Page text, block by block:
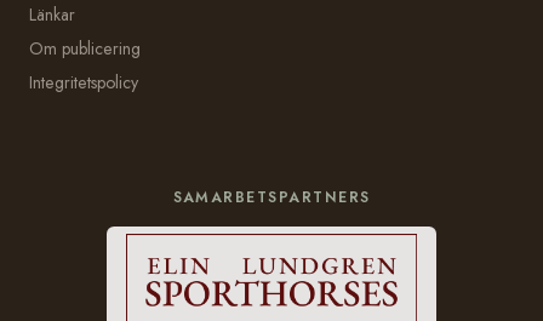
Länkar
Om publicering
Integritetspolicy
SAMARBETSPARTNERS